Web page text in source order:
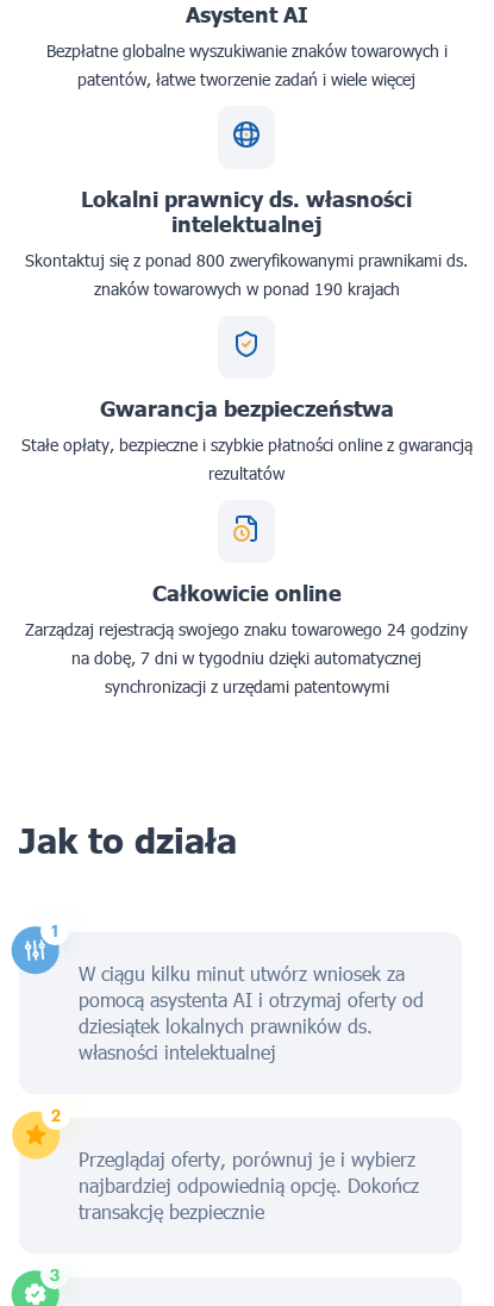
Asystent AI
Bezpłatne globalne wyszukiwanie znaków towarowych i
patentów, łatwe tworzenie zadań i wiele więcej
Lokalni prawnicy ds. własności
intelektualnej
Skontaktuj się z ponad 800 zweryfikowanymi prawnikami ds.
znaków towarowych w ponad 190 krajach
Gwarancja bezpieczeństwa
Stałe opłaty, bezpieczne i szybkie płatności online z gwarancją
rezultatów
Całkowicie online
Zarządzaj rejestracją swojego znaku towarowego 24 godziny
na dobę, 7 dni w tygodniu dzięki automatycznej
synchronizacji z urzędami patentowymi
Jak to działa
W ciągu kilku minut utwórz wniosek za
pomocą asystenta AI i otrzymaj oferty od
dziesiątek lokalnych prawników ds.
własności intelektualnej
Przeglądaj oferty, porównuj je i wybierz
najbardziej odpowiednią opcję. Dokończ
transakcję bezpiecznie